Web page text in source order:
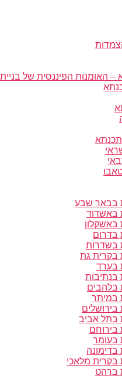
האומנות הפיננסית של
בבאר שבע
באשדוד
באשקלון
בדרום
בשדרות
בקרית גת
בערד
בנתיבות
בלהבים
במיתר
בירושלים
בתל אביב
בירוחם
בעומר
בדימונה
בקרית מלאכי
ברהט